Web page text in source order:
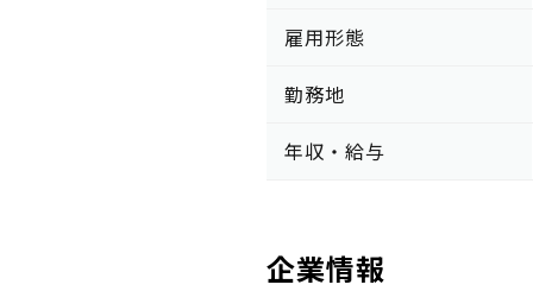
雇用形態
勤務地
年収・給与
企業情報